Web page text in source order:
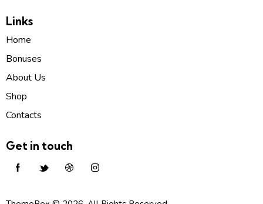
Links
Home
Bonuses
About Us
Shop
Contacts
Get in touch